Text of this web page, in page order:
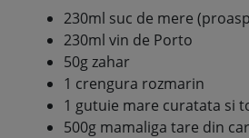
230ml suc de mere
230ml vin de Porto
50g zahar
1 crengura rozmarin
1 gutuie mare curatata si
500g mamaliga tare din